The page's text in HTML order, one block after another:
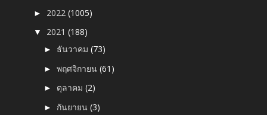
► 2022(1005)
▼ 2021(188)
► ธันวาคม(73)
►พฤศจิกายน(61)
► ตุลาคม(2)
► กันยายน(3)